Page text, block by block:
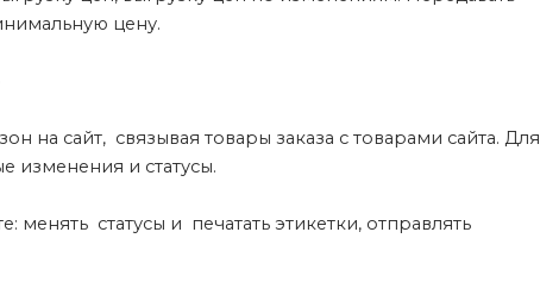
цену.
сайт, связывая товары заказа с товарами сайта. Для
изменения и статусы.
статусы и печатать этикетки, отправлять